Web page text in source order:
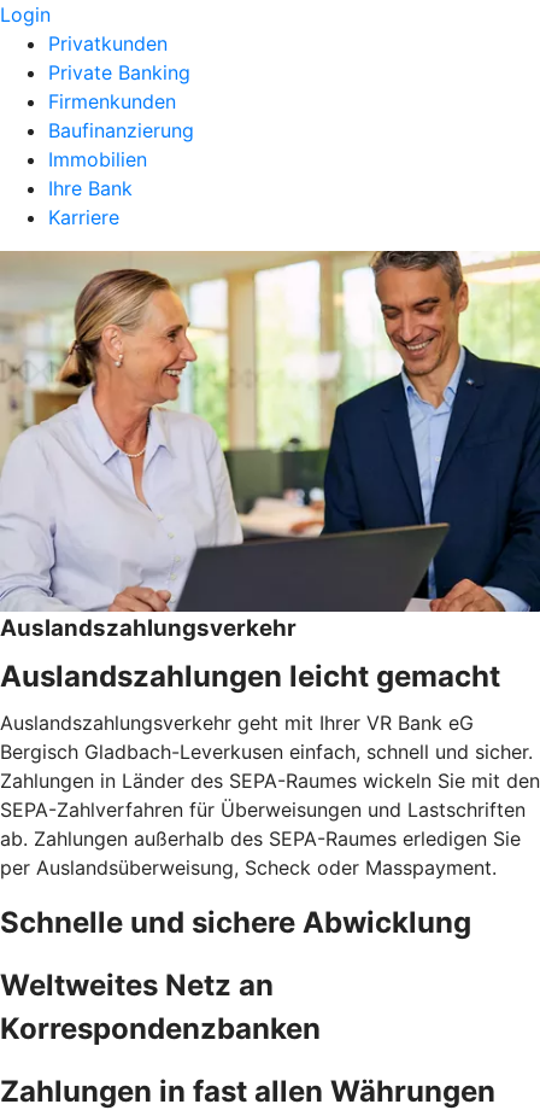
Login
Privatkunden
Private Banking
Firmenkunden
Baufinanzierung
Immobilien
Ihre Bank
Karriere
Auslandszahlungsverkehr
Auslandszahlungen leicht gemacht
Auslandszahlungsverkehr geht mit Ihrer VR Bank eG
Bergisch Gladbach-Leverkusen einfach, schnell und sicher.
Zahlungen in Länder des SEPA-Raumes wickeln Sie mit den
SEPA-Zahlverfahren für Überweisungen und Lastschriften
ab. Zahlungen außerhalb des SEPA-Raumes erledigen Sie
per Auslandsüberweisung, Scheck oder Masspayment.
Schnelle und sichere Abwicklung
Weltweites Netz an
Korrespondenzbanken
Zahlungen in fast allen Währungen